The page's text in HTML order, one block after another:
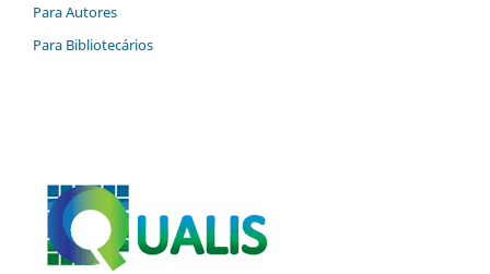
Para Autores
Para Bibliotecários